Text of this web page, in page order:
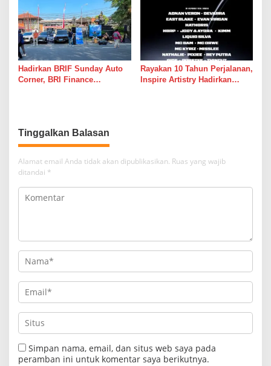
Pekerja di Pabrik Tembakau
Hadirkan BRIF Sunday Auto
Corner, BRI Finance
Rayakan 10 Tahun Perjalanan,
Inspire Artistry Hadirkan
Tinggalkan Balasan
Alamat email Anda tidak akan dipublikasikan. Ruas yang wajib
ditandai *
Simpan nama, email, dan situs web saya pada
peramban ini untuk komentar saya berikutnya.